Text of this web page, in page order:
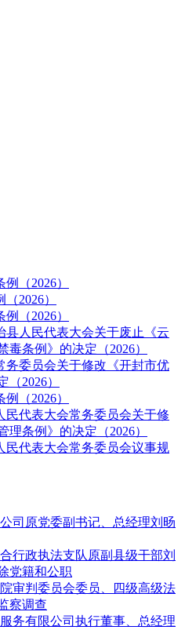
（2026）
2026）
（2026）
县人民代表大会关于废止《云
条例》的决定（2026）
务委员会关于修改《开封市优
2026）
（2026）
民代表大会常务委员会关于修
条例》的决定（2026）
民代表大会常务委员会议事规
司原党委副书记、总经理刘旸
行政执法支队原副县级干部刘
党籍和公职
审判委员会委员、四级高级法
察调查
务有限公司执行董事、总经理